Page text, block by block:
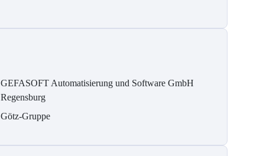
GEFASOFT Automatisierung und Software GmbH
Regensburg
Götz-Gruppe